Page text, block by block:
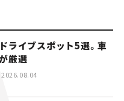
ライブスポット5選。車
厳選
2026.08.04